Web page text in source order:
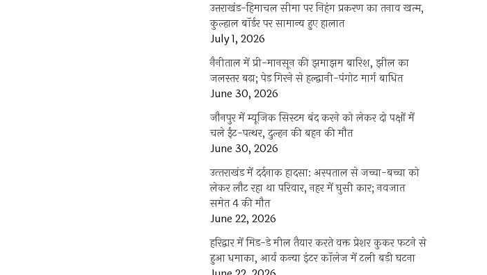
उत्तराखंड-हिमाचल सीमा पर निहंग प्रकरण का तनाव खत्म,
कुल्हाल बॉर्डर पर सामान्य हुए हालात
July 1, 2026
नैनीताल में प्री-मानसून की झमाझम बारिश, झील का
जलस्तर बढ़ा; पेड़ गिरने से हल्द्वानी-पंगोट मार्ग बाधित
June 30, 2026
जौनपुर में म्यूजिक सिस्टम बंद करने को लेकर दो पक्षों में
चले ईंट-पत्थर, दुल्हन की बहन की मौत
June 30, 2026
उत्‍तराखंड में दर्दनाक हादसा: अस्पताल से जच्चा-बच्चा को
लेकर लौट रहा था परिवार, नहर में घुसी कार; नवजात
समेत 4 की मौत
June 22, 2026
हरिद्वार में मिड-डे मील तैयार करते वक्त प्रेशर कुकर फटने से
हुआ धमाका, आर्य कन्या इंटर कॉलेज में टली बड़ी घटना